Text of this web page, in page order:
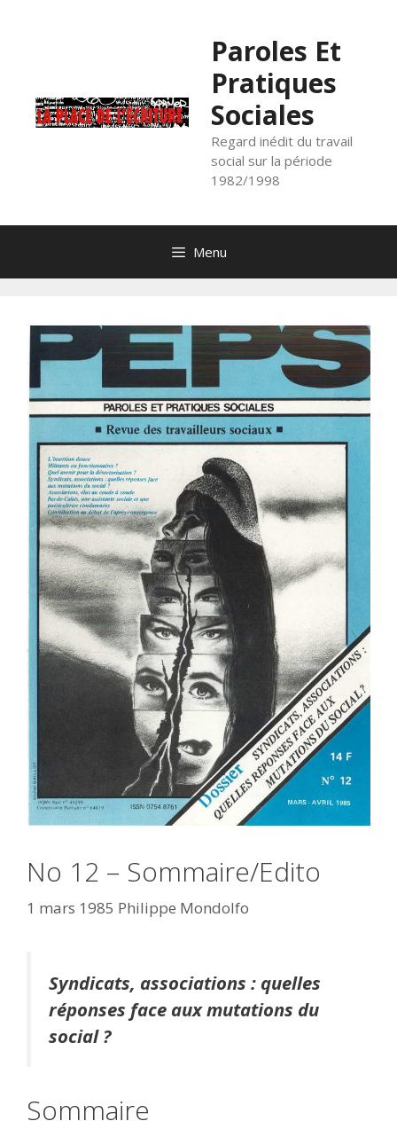
Paroles Et
Pratiques
Sociales
Regard inédit du travail
social sur la période
1982/1998
Menu
No 12 – Sommaire/Edito
1 mars 1985 Philippe Mondolfo
Syndicats, associations : quelles
réponses face aux mutations du
social ?
Sommaire